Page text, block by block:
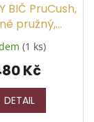
BIČ PruCush,
pružný,
rukojeť
(1 ks)
Kč
DETAIL